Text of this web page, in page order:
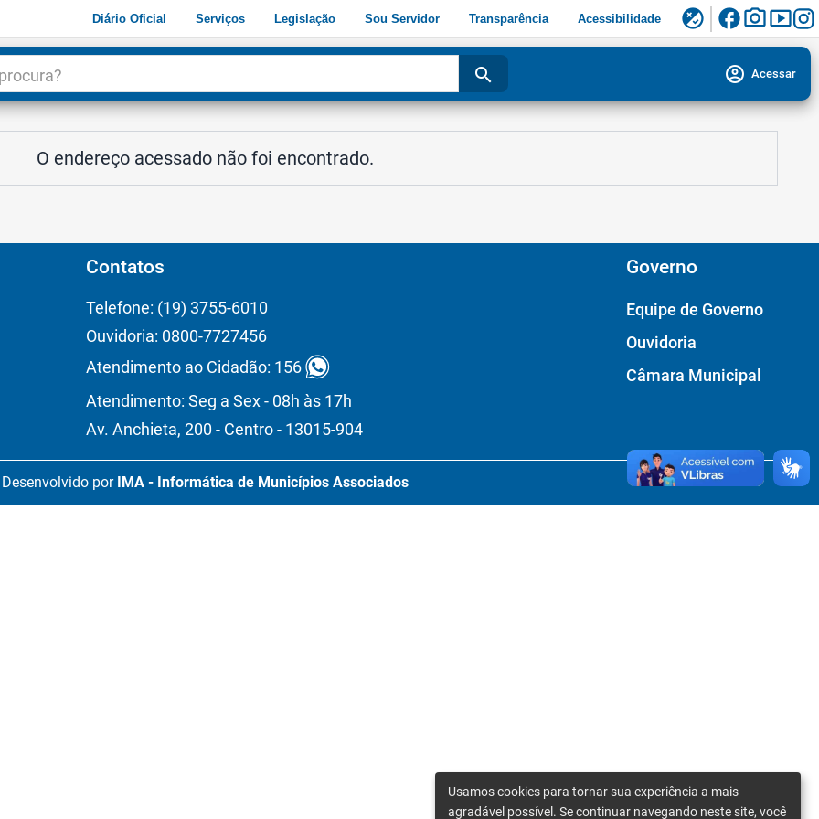
Diário Oficial Serviços Legislação Sou Servidor Transparência Acessibilidade flaky facebookphoto_camerasmart_display
search account_circle Acessar
O endereço acessado não foi encontrado.
Contatos
Telefone: (19) 3755-6010
Ouvidoria: 0800-7727456
Atendimento ao Cidadão: 156
Atendimento: Seg a Sex - 08h às 17h
Av. Anchieta, 200 - Centro - 13015-904
Governo
Equipe de Governo
Ouvidoria
Câmara Municipal
Desenvolvido por IMA - Informática de Municípios Associados
Usamos cookies para tornar sua experiência a mais
agradável possível. Se continuar navegando neste site, você